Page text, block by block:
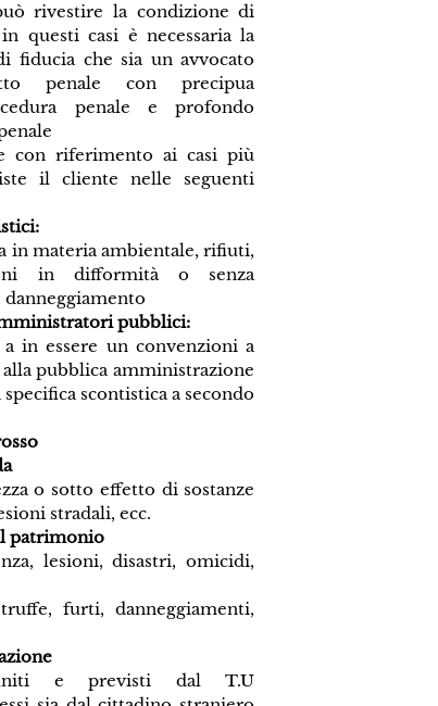
rivestire la condizione di
questi casi è necessaria la
fiducia che sia un avvocato
penale con precipua
penale e profondo
con riferimento ai casi più
il cliente nelle seguenti
in materia ambientale, rifiuti,
in difformità o senza
pubblici:
in essere un convenzioni a
pubblica amministrazione
scontistica a secondo
o sotto effetto di sostanze
stradali, ecc.
patrimonio
lesioni, disastri, omicidi,
furti, danneggiamenti,
e previsti dal T.U